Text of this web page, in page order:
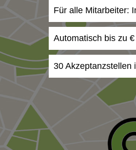
Für alle Mitarbeiter:
Automatisch bis zu
30 Akzeptanzstellen